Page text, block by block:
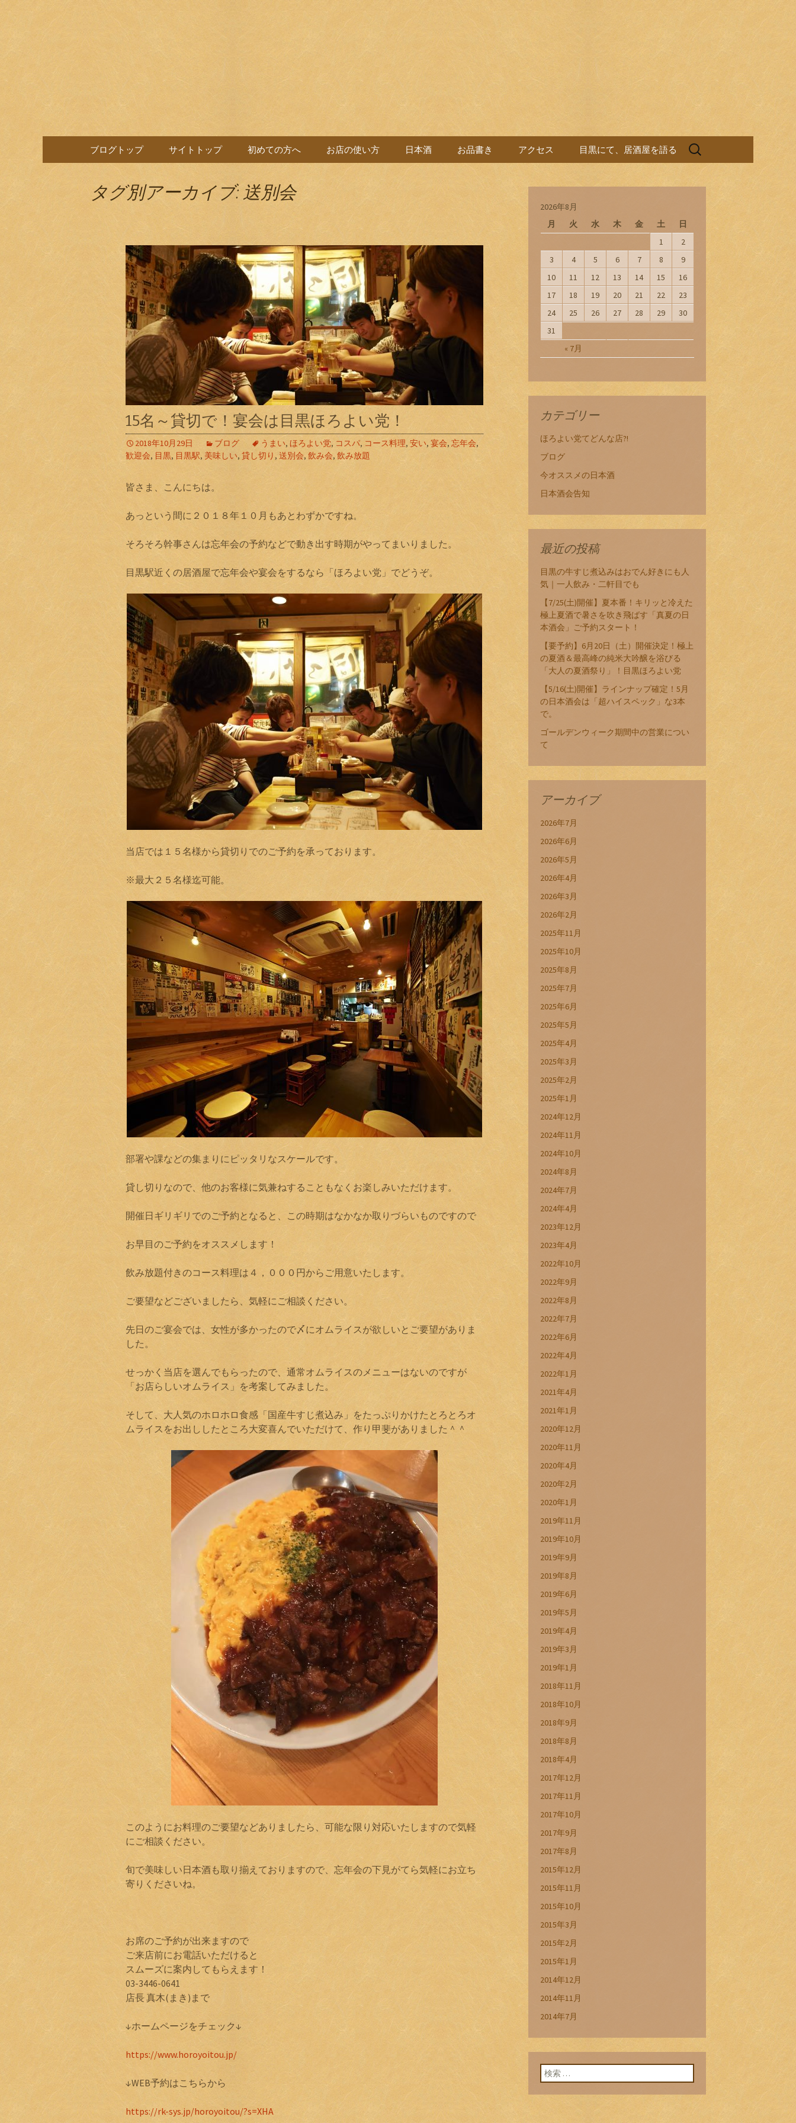
目黒ほろよい党
コンテンツへ移動
ブログトップ サイトトップ 初めての方へ お店の使い方 日本酒 お品書き アクセス 目黒にて、居酒屋を語る
検
タグ別アーカイブ: 送別会
15名～貸切で！宴会は目黒ほろよい党！
2018年10月29日 ブログ うまい, ほろよい党, コスパ, コース料理, 安い, 宴会, 忘年会,
歓迎会, 目黒, 目黒駅, 美味しい, 貸し切り , 送別会, 飲み会, 飲み放題
皆さま、こんにちは。
あっという間に２０１８年１０月もあとわずかですね。
そろそろ幹事さんは忘年会の予約などで動き出す時期がやってまいりました。
目黒駅近くの居酒屋で忘年会や宴会をするなら「ほろよい党」でどうぞ。
当店では１５名様から貸切りでのご予約を承っております。
※最大２５名様迄可能。
部署や課などの集まりにピッタリなスケールです。
貸し切りなので、他のお客様に気兼ねすることもなくお楽しみいただけます。
開催日ギリギリでのご予約となると、この時期はなかなか取りづらいものですので
お早目のご予約をオススメします！
飲み放題付きのコース料理は４，０００円からご用意いたします。
ご要望などございましたら、気軽にご相談ください。
先日のご宴会では、女性が多かったので〆にオムライスが欲しいとご要望がありま
した。
せっかく当店を選んでもらったので、通常オムライスのメニューはないのですが
「お店らしいオムライス」を考案してみました。
そして、大人気のホロホロ食感「国産牛すじ煮込み」をたっぷりかけたとろとろオ
ムライスをお出ししたところ大変喜んでいただけて、作り甲斐がありました＾＾
このようにお料理のご要望などありましたら、可能な限り対応いたしますので気軽
にご相談ください。
旬で美味しい日本酒も取り揃えておりますので、忘年会の下見がてら気軽にお立ち
寄りくださいね。
お席のご予約が出来ますので
ご来店前にお電話いただけると
スムーズに案内してもらえます！
03-3446-0641
店長 真木(まき)まで
↓ホームページをチェック↓
https://www.horoyoitou.jp/
↓WEB予約はこちらから
https://rk-sys.jp/horoyoitou/?s=XHA
2026年8月
月
火 水 木 金 土 日
« 7月
1
2
3
4 5 6 7 8
9
10
11 12 13 14 15
16
17
18 19 20 21 22
23
24
25 26 27 28 29
30
31
カテゴリー
ほろよい党てどんな店?!
ブログ
今オススメの日本酒
日本酒会告知
最近の投稿
目黒の牛すじ煮込みはおでん好きにも人
気｜一人飲み・二軒目でも
【7/25(土)開催】夏本番！キリッと冷えた
極上夏酒で暑さを吹き飛ばす「真夏の日
本酒会」ご予約スタート！
【要予約】6月20日（土）開催決定！極上
の夏酒＆最高峰の純米大吟醸を浴びる
「大人の夏酒祭り」！目黒ほろよい党
【5/16(土)開催】ラインナップ確定！5月
の日本酒会は「超ハイスペック」な3本
で。
ゴールデンウィーク期間中の営業につい
て
アーカイブ
2026年7月
2026年6月
2026年5月
2026年4月
2026年3月
2026年2月
2025年11月
2025年10月
2025年8月
2025年7月
2025年6月
2025年5月
2025年4月
2025年3月
2025年2月
2025年1月
2024年12月
2024年11月
2024年10月
2024年8月
2024年7月
2024年4月
2023年12月
2023年4月
2022年10月
2022年9月
2022年8月
2022年7月
2022年6月
2022年4月
2022年1月
2021年4月
2021年1月
2020年12月
2020年11月
2020年4月
2020年2月
2020年1月
2019年11月
2019年10月
2019年9月
2019年8月
2019年6月
2019年5月
2019年4月
2019年3月
2019年1月
2018年11月
2018年10月
2018年9月
2018年8月
2018年4月
2017年12月
2017年11月
2017年10月
2017年9月
2017年8月
2015年12月
2015年11月
2015年10月
2015年3月
2015年2月
2015年1月
2014年12月
2014年11月
2014年7月
検索: